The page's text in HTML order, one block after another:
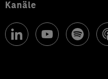
Kanäle